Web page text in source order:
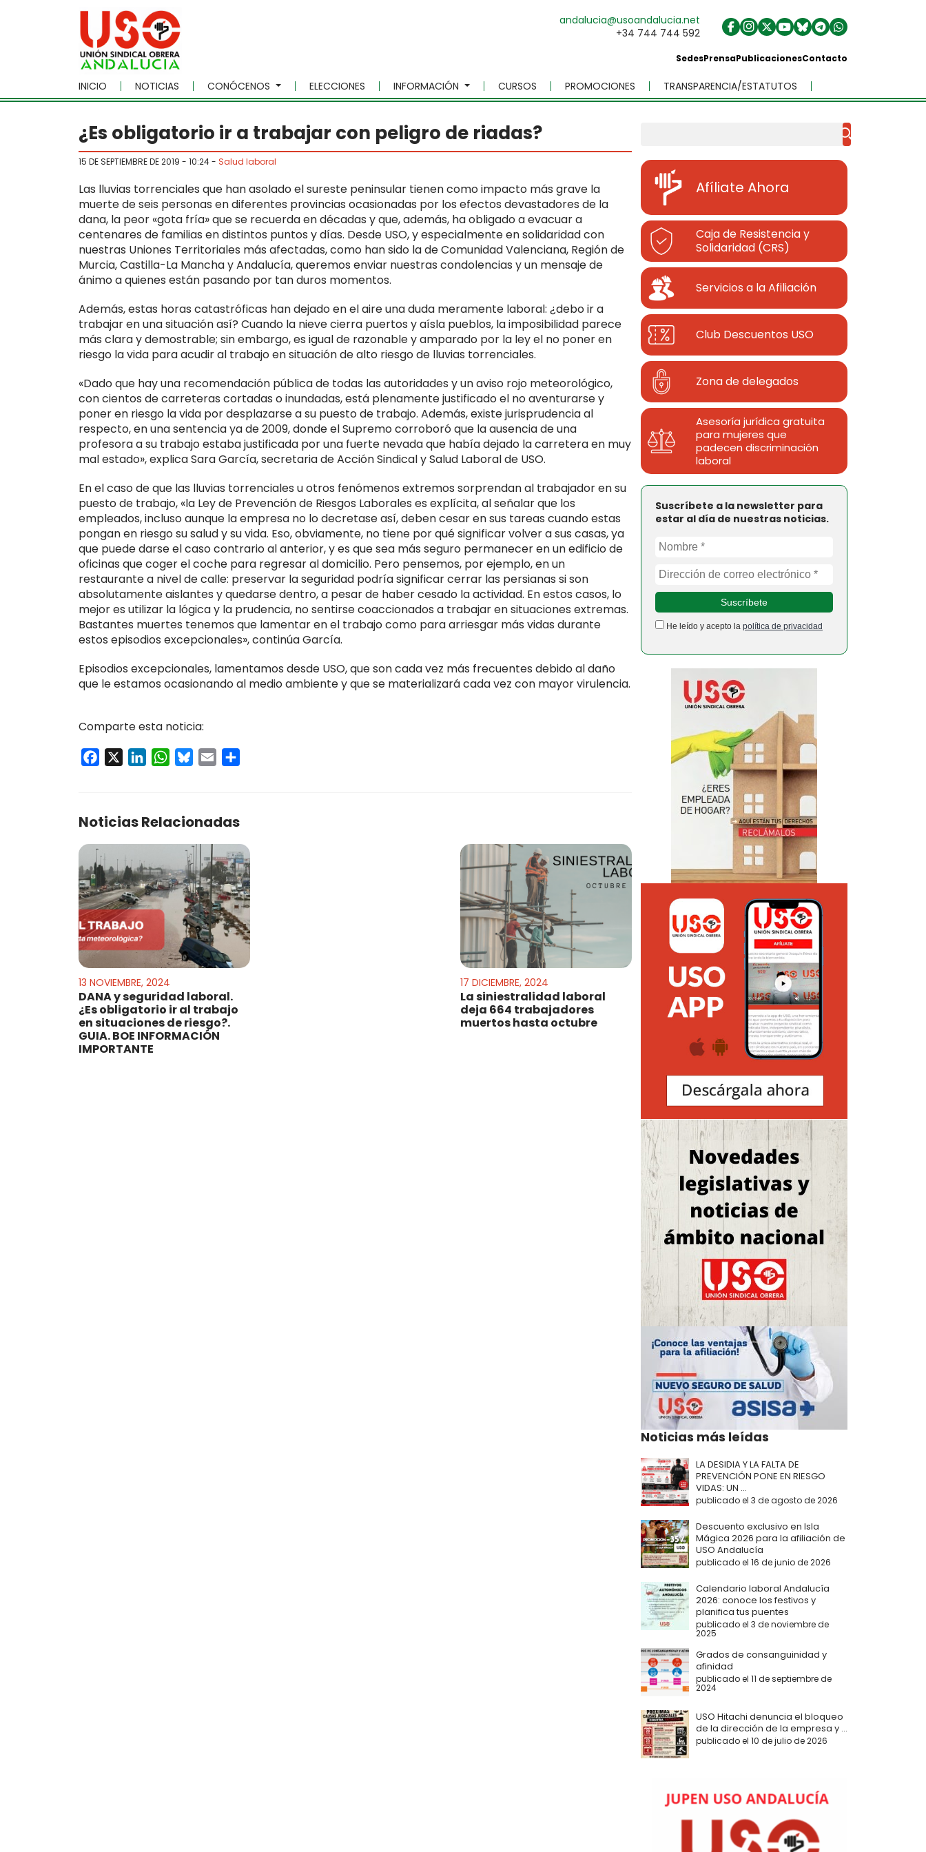
Skip to main content
andalucia@usoandalucia.net
+34 744 744 592
SedesPrensaPublicacionesContacto
INICIO NOTICIAS CONÓCENOS ELECCIONES INFORMACIÓN CURSOS PROMOCIONES TRANSPARENCIA/ESTATUTOS
¿Es obligatorio ir a trabajar con peligro de riadas?
15 DE SEPTIEMBRE DE 2019 - 10:24- Salud laboral
Las lluvias torrenciales que han asolado el sureste peninsular tienen como impacto más grave la
muerte de seis personas en diferentes provincias ocasionadas por los efectos devastadores de la
dana, la peor «gota fría» que se recuerda en décadas y que, además, ha obligado a evacuar a
centenares de familias en distintos puntos y días. Desde USO, y especialmente en solidaridad con
nuestras Uniones Territoriales más afectadas, como han sido la de Comunidad Valenciana, Región de
Murcia, Castilla-La Mancha y Andalucía, queremos enviar nuestras condolencias y un mensaje de
ánimo a quienes están pasando por tan duros momentos.
Además, estas horas catastróficas han dejado en el aire una duda meramente laboral: ¿debo ir a
trabajar en una situación así? Cuando la nieve cierra puertos y aísla pueblos, la imposibilidad parece
más clara y demostrable; sin embargo, es igual de razonable y amparado por la ley el no poner en
riesgo la vida para acudir al trabajo en situación de alto riesgo de lluvias torrenciales.
«Dado que hay una recomendación pública de todas las autoridades y un aviso rojo meteorológico,
con cientos de carreteras cortadas o inundadas, está plenamente justificado el no aventurarse y
poner en riesgo la vida por desplazarse a su puesto de trabajo. Además, existe jurisprudencia al
respecto, en una sentencia ya de 2009, donde el Supremo corroboró que la ausencia de una
profesora a su trabajo estaba justificada por una fuerte nevada que había dejado la carretera en muy
mal estado», explica Sara García, secretaria de Acción Sindical y Salud Laboral de USO.
En el caso de que las lluvias torrenciales u otros fenómenos extremos sorprendan al trabajador en su
puesto de trabajo, «la Ley de Prevención de Riesgos Laborales es explícita, al señalar que los
empleados, incluso aunque la empresa no lo decretase así, deben cesar en sus tareas cuando estas
pongan en riesgo su salud y su vida. Eso, obviamente, no tiene por qué significar volver a sus casas, ya
que puede darse el caso contrario al anterior, y es que sea más seguro permanecer en un edificio de
oficinas que coger el coche para regresar al domicilio. Pero pensemos, por ejemplo, en un
restaurante a nivel de calle: preservar la seguridad podría significar cerrar las persianas si son
absolutamente aislantes y quedarse dentro, a pesar de haber cesado la actividad. En estos casos, lo
mejor es utilizar la lógica y la prudencia, no sentirse coaccionados a trabajar en situaciones extremas.
Bastantes muertes tenemos que lamentar en el trabajo como para arriesgar más vidas durante
estos episodios excepcionales», continúa García.
Episodios excepcionales, lamentamos desde USO, que son cada vez más frecuentes debido al daño
que le estamos ocasionando al medio ambiente y que se materializará cada vez con mayor virulencia.
Comparte esta noticia:
Facebook LinkedInWhatsApp
Bluesky
Email
Noticias Relacionadas
13 NOVIEMBRE, 2024
DANA y seguridad laboral.
¿Es obligatorio ir al trabajo
en situaciones de riesgo?.
GUIA. BOE INFORMACIÓN
IMPORTANTE
17 DICIEMBRE, 2024
La siniestralidad laboral
deja 664 trabajadores
muertos hasta octubre
Afíliate Ahora
Caja de Resistencia y
Solidaridad (CRS)
Servicios a la Afiliación
Club Descuentos USO
Zona de delegados
Asesoría jurídica gratuita
para mujeres que
padecen discriminación
laboral
Suscríbete a la newsletter para
estar al día de nuestras noticias.
He leído y acepto la política de privacidad
Noticias más leídas
LA DESIDIA Y LA FALTA DE
PREVENCIÓN PONE EN RIESGO
VIDAS: UN ...
publicado el 3 de agosto de 2026
Descuento exclusivo en Isla
Mágica 2026 para la afiliación de
USO Andalucía
publicado el 16 de junio de 2026
Calendario laboral Andalucía
2026: conoce los festivos y
planifica tus puentes
publicado el 3 de noviembre de
2025
Grados de consanguinidad y
afinidad
publicado el 11 de septiembre de
2024
USO Hitachi denuncia el bloqueo
de la dirección de la empresa y ...
publicado el 10 de julio de 2026